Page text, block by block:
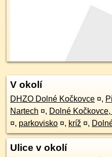
V okolí
DHZO Dolné Kočkovce ¤,
Nartech ¤, Dolné
¤, parkovisko ¤, kríž ¤,
Ulice v okolí